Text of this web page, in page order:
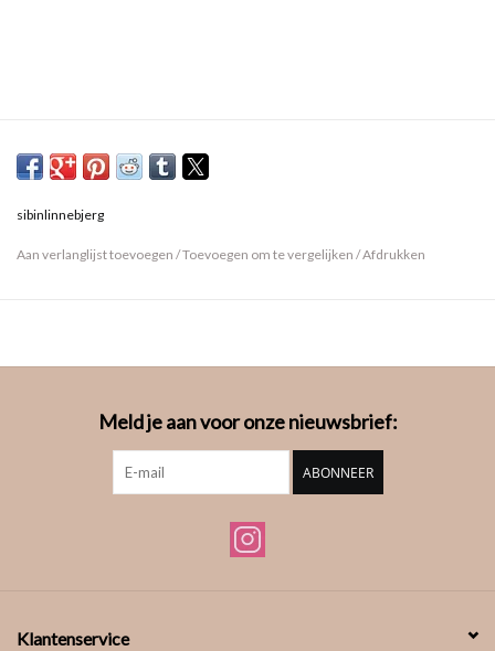
sibinlinnebjerg
Aan verlanglijst toevoegen /Toevoegen om te vergelijken /Afdrukken
Meld je aan voor onze nieuwsbrief:
ABONNEER
Klantenservice